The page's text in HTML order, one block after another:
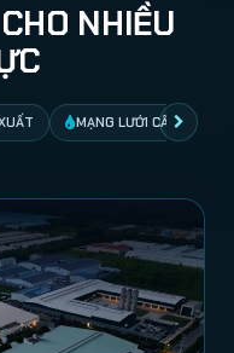
NHIỀU
MẠNG LƯỚI CẤP NƯỚC